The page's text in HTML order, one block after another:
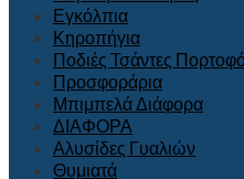
Εγκόλπια
Κηροπήγια
Ποδιές Τσάντες
Προσφοράρια
Μπιμπελά Διάφορα
ΔΙΑΦΟΡΑ
Αλυσίδες Γυαλιών
Θυμιατά